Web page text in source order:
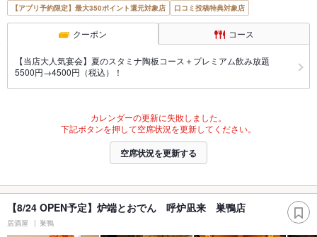
【アプリ予約限定】最大350ポイント還元対象店 口コミ投稿特典対象店
クーポン コース
【当店大人気宴会】夏のスタミナ陶板コース＋プレミアム飲み放題
5500円→4500円（税込）！
カレンダーの更新に失敗しました。
下記ボタンを押して空席状況を更新してください。
空席状況を更新する
【8/24 OPEN予定】炉端とおでん 呼炉凪来 巣鴨店
居酒屋 巣鴨